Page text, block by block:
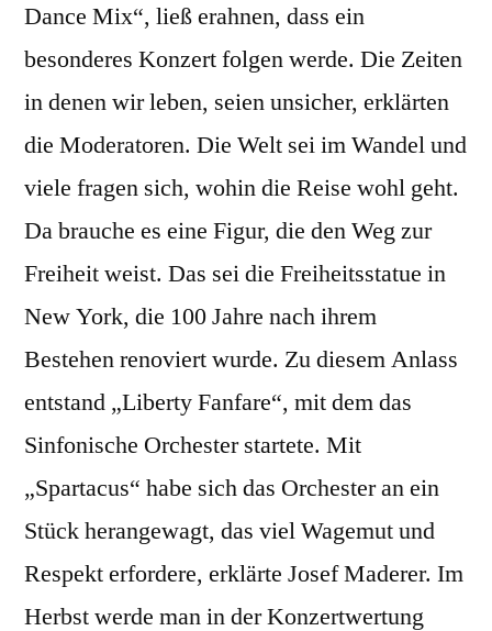
Dance Mix“, ließ erahnen, dass ein
besonderes Konzert folgen werde. Die Zeiten
in denen wir leben, seien unsicher, erklärten
die Moderatoren. Die Welt sei im Wandel und
viele fragen sich, wohin die Reise wohl geht.
Da brauche es eine Figur, die den Weg zur
Freiheit weist. Das sei die Freiheitsstatue in
New York, die 100 Jahre nach ihrem
Bestehen renoviert wurde. Zu diesem Anlass
entstand „Liberty Fanfare“, mit dem das
Sinfonische Orchester startete. Mit
„Spartacus“ habe sich das Orchester an ein
Stück herangewagt, das viel Wagemut und
Respekt erfordere, erklärte Josef Maderer. Im
Herbst werde man in der Konzertwertung